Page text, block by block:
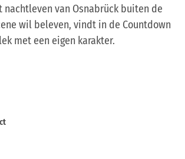
nachtleven van Osnabrück buiten de
wil beleven, vindt in de Countdown
met een eigen karakter.